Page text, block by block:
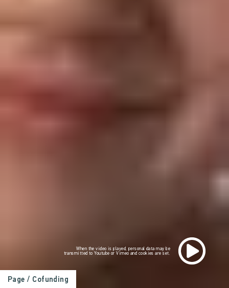
When the video is played, personal data may be
transmitted to Youtube or Vimeo and cookies are set.
Page / Cofunding